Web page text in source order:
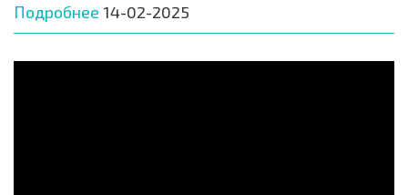
Подробнее 14-02-2025